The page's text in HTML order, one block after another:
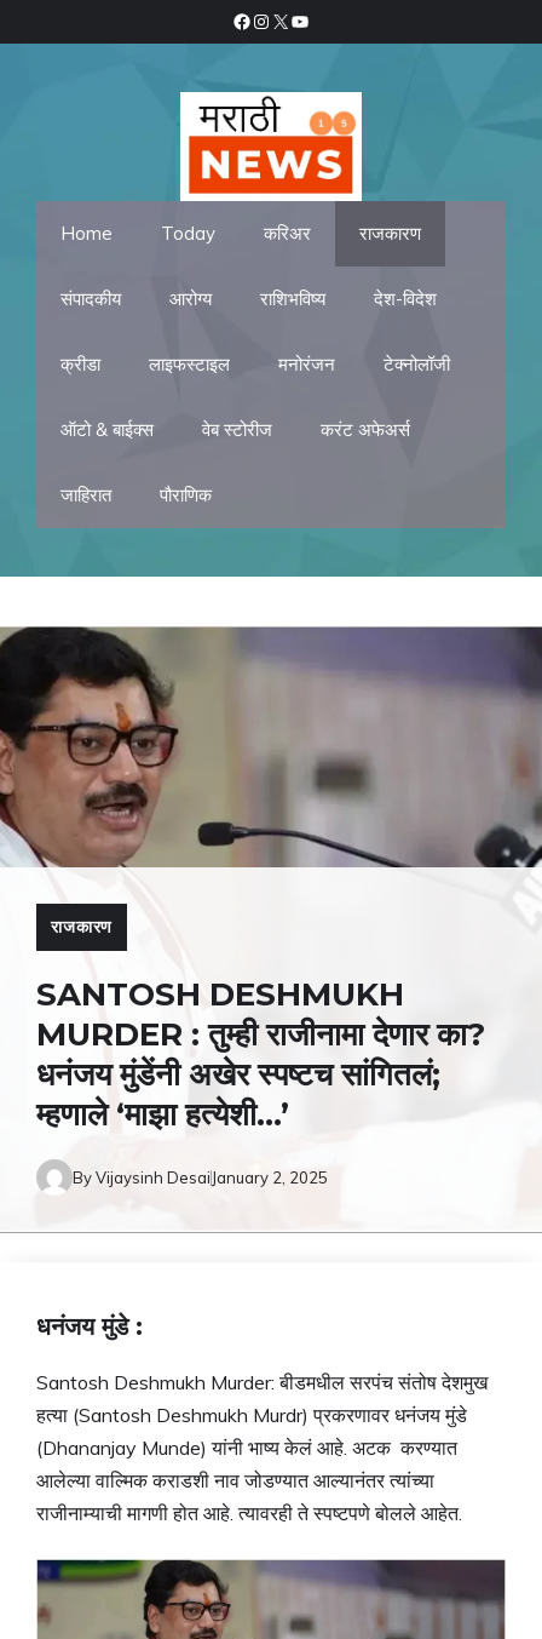
to
Facebook
Instagram
X YouTube
Home Today करिअर राजकारण
संपादकीय आरोग्य राशिभविष्य देश-विदेश
क्रीडा लाइफस्टाइल मनोरंजन टेक्नोलॉजी
ऑटो & बाईक्स वेब स्टोरीज करंट अफेअर्स
जाहिरात पौराणिक
राजकारण
SANTOSH DESHMUKH
MURDER : तुम्ही राजीनामा देणार का?
धनंजय मुंडेंनी अखेर स्पष्टच सांगितलं;
म्हणाले ‘माझा हत्येशी…’
ByVijaysinh DesaiJanuary 2, 2025
धनंजय मुंडे :
Santosh Deshmukh Murder: बीडमधील सरपंच संतोष देशमुख
हत्या (Santosh Deshmukh Murdr) प्रकरणावर धनंजय मुंडे
(Dhananjay Munde) यांनी भाष्य केलं आहे. अटक करण्यात
आलेल्या वाल्मिक कराडशी नाव जोडण्यात आल्यानंतर त्यांच्या
राजीनाम्याची मागणी होत आहे. त्यावरही ते स्पष्टपणे बोलले आहेत.